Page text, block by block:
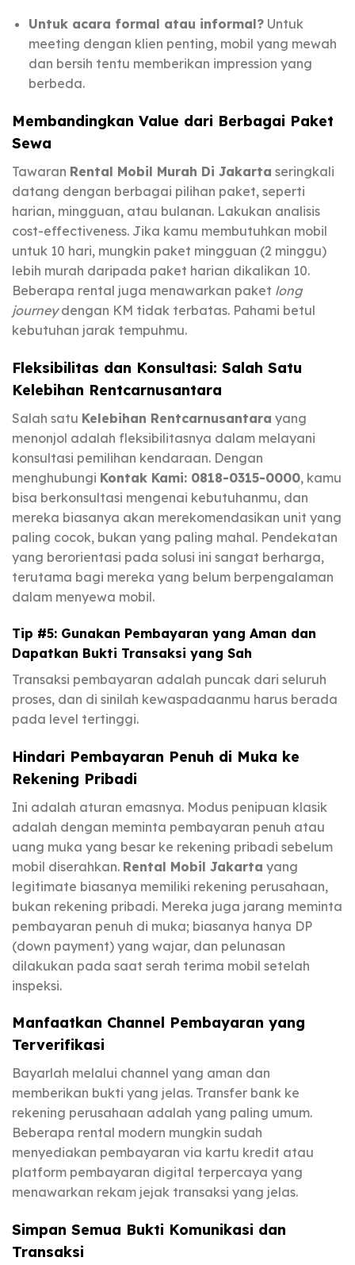
Untuk acara formal atau informal?Untuk
meeting dengan klien penting, mobil yang mewah
dan bersih tentu memberikan impression yang
berbeda.
Membandingkan Value dari Berbagai Paket
Sewa
Tawaran Rental Mobil Murah Di Jakarta seringkali
datang dengan berbagai pilihan paket, seperti
harian, mingguan, atau bulanan. Lakukan analisis
cost-effectiveness. Jika kamu membutuhkan mobil
untuk 10 hari, mungkin paket mingguan (2 minggu)
lebih murah daripada paket harian dikalikan 10.
Beberapa rental juga menawarkan paket long
journeydengan KM tidak terbatas. Pahami betul
kebutuhan jarak tempuhmu.
Fleksibilitas dan Konsultasi: Salah Satu
Kelebihan Rentcarnusantara
Salah satu Kelebihan Rentcarnusantara yang
menonjol adalah fleksibilitasnya dalam melayani
konsultasi pemilihan kendaraan. Dengan
menghubungi Kontak Kami: 0818-0315-0000, kamu
bisa berkonsultasi mengenai kebutuhanmu, dan
mereka biasanya akan merekomendasikan unit yang
paling cocok, bukan yang paling mahal. Pendekatan
yang berorientasi pada solusi ini sangat berharga,
terutama bagi mereka yang belum berpengalaman
dalam menyewa mobil.
Tip #5: Gunakan Pembayaran yang Aman dan
Dapatkan Bukti Transaksi yang Sah
Transaksi pembayaran adalah puncak dari seluruh
proses, dan di sinilah kewaspadaanmu harus berada
pada level tertinggi.
Hindari Pembayaran Penuh di Muka ke
Rekening Pribadi
Ini adalah aturan emasnya. Modus penipuan klasik
adalah dengan meminta pembayaran penuh atau
uang muka yang besar ke rekening pribadi sebelum
mobil diserahkan. Rental Mobil Jakarta yang
legitimate biasanya memiliki rekening perusahaan,
bukan rekening pribadi. Mereka juga jarang meminta
pembayaran penuh di muka; biasanya hanya DP
(down payment) yang wajar, dan pelunasan
dilakukan pada saat serah terima mobil setelah
inspeksi.
Manfaatkan Channel Pembayaran yang
Terverifikasi
Bayarlah melalui channel yang aman dan
memberikan bukti yang jelas. Transfer bank ke
rekening perusahaan adalah yang paling umum.
Beberapa rental modern mungkin sudah
menyediakan pembayaran via kartu kredit atau
platform pembayaran digital terpercaya yang
menawarkan rekam jejak transaksi yang jelas.
Simpan Semua Bukti Komunikasi dan
Transaksi